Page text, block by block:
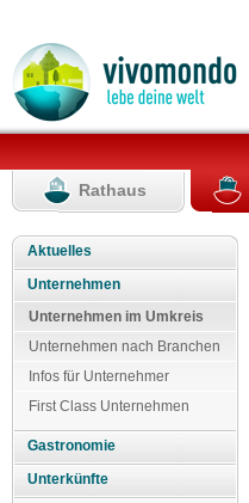
Rathaus
Aktuelles
Unternehmen
Unternehmen im Umkreis
Unternehmen nach Branchen
Infos für Unternehmer
First Class Unternehmen
Gastronomie
Unterkünfte